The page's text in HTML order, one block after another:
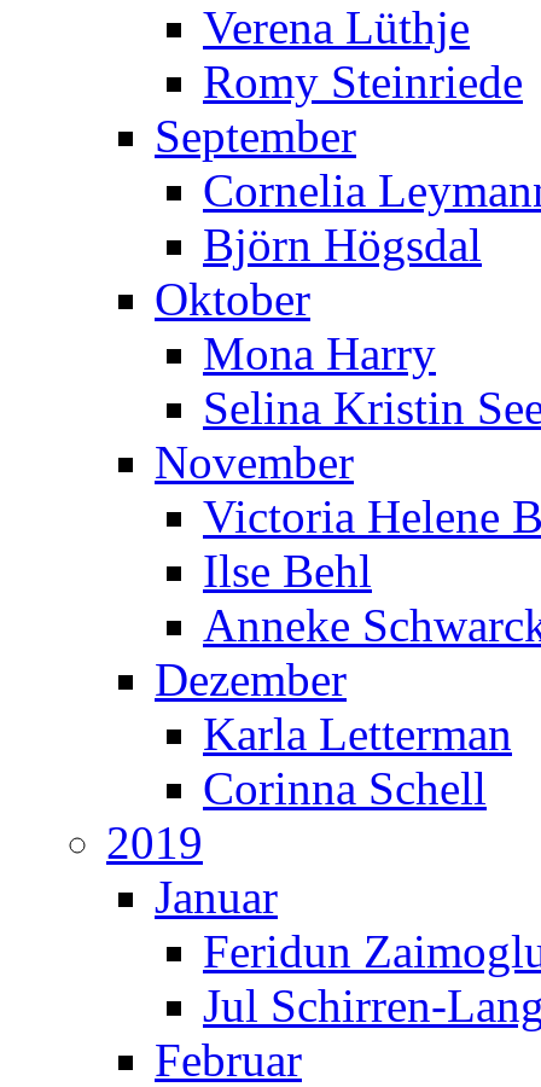
Verena Lüthje
Romy Steinriede
September
Cornelia
Björn Högsdal
Oktober
Mona Harry
Selina Kristin
November
Victoria Helene
Ilse Behl
Anneke
Dezember
Karla Letterman
Corinna Schell
2019
Januar
Feridun
Jul Schirren-
Februar